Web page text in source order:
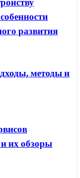
развития
методы и
и их обзоры